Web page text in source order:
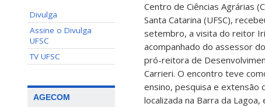
Divulga
Assine o Divulga
UFSC
TV UFSC
AGECOM
Centro de Ciências Agrárias
Santa Catarina (UFSC),
setembro, a visita do reitor
acompanhado do assessor
pró-reitora de
Carrieri. O encontro teve
ensino, pesquisa e extensão
localizada na Barra da Lagoa,